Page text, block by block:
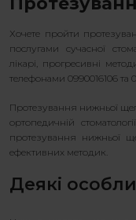
Хочете пройти
послугами сучасної
лікарі, прогресивні
телефонами 0990016106 та
Протезування нижньої
ортопедичній
протезування нижньої
ефективних методик.
Деякі